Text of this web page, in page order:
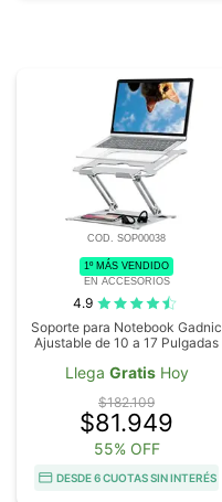
COD. SOP00038
1º MÁS VENDIDO
EN ACCESORIOS
4.9
Soporte para Notebook Gadnic
Ajustable de 10 a 17 Pulgadas
Llega GratisHoy
$182.109
$81.949
55% OFF
DESDE 6 CUOTAS SIN INTERÉS